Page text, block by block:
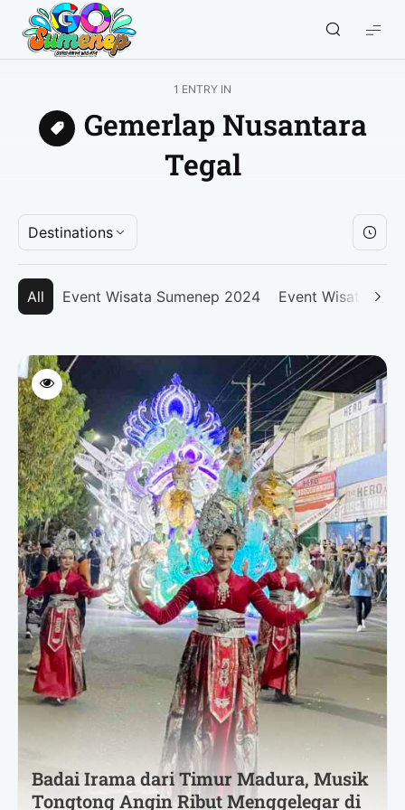
GO
Sumenep
Wisata
Sumenep
1 ENTRY IN
Gemerlap Nusantara
Tegal
Destinations
All Event Wisata Sumenep 2024 Event Wisata
Badai Irama dari Timur Madura, Musik
Tongtong Angin Ribut Menggelegar di